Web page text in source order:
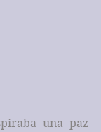
una paz